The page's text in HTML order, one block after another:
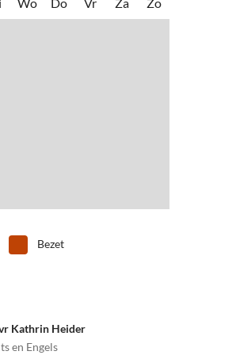
veerboot naar Breskens en ongeveer 15
Bezet
Kathrin Heider
en Engels